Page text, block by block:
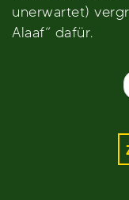
unerwartet)
Alaaf“ dafür.